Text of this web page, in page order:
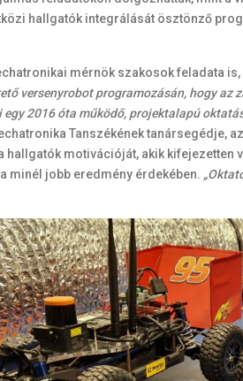
hallgatók integrálását ösztönző
mérnök szakosok feladata
versenyrobot programozásán, hogy
2016 óta működő, projektalapú
Tanszékének tanársegédje,
motivációját, akik
minél jobb eredmény érdekében.